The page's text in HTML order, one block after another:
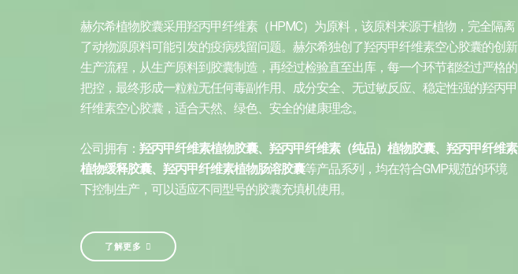
赫尔希植物胶囊采用羟丙甲纤维素（HPMC）为原料，该原料来源于植物，完全隔离
了动物源原料可能引发的疫病残留问题。赫尔希独创了羟丙甲纤维素空心胶囊的创新
生产流程，从生产原料到胶囊制造，再经过检验直至出库，每一个环节都经过严格的
把控，最终形成一粒粒无任何毒副作用、成分安全、无过敏反应、稳定性强的羟丙甲
纤维素空心胶囊，适合天然、绿色、安全的健康理念。
公司拥有： 羟丙甲纤维素植物胶囊、羟丙甲纤维素（纯品）植物胶囊、羟丙甲纤维素
植物缓释胶囊、羟丙甲纤维素植物肠溶胶囊等产品系列，均在符合GMP规范的环境
下控制生产，可以适应不同型号的胶囊充填机使用。
了解更多